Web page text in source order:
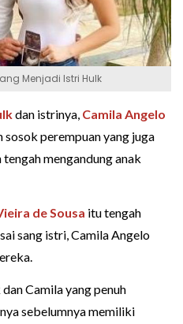
Menjadi Istri Hulk
dan istrinya, Camila Angelo
perempuan yang juga
mengandung anak
de Sousa itu tengah
sang istri, Camila Angelo
Camila yang penuh
sebelumnya memiliki